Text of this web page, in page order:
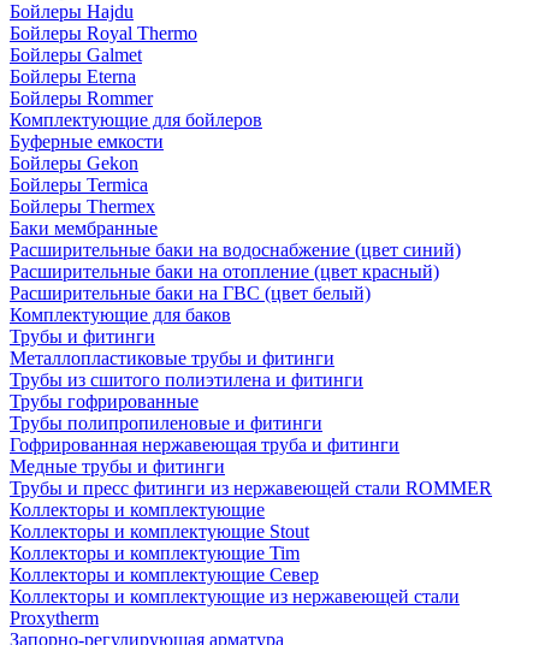
Бойлеры Hajdu
Бойлеры Royal Thermo
Бойлеры Galmet
Бойлеры Eterna
Бойлеры Rommer
Комплектующие для бойлеров
Буферные емкости
Бойлеры Gekon
Бойлеры Termica
Бойлеры Thermex
Баки мембранные
Расширительные баки на водоснабжение (цвет синий)
Расширительные баки на отопление (цвет красный)
Расширительные баки на ГВС (цвет белый)
Комплектующие для баков
Трубы и фитинги
Металлопластиковые трубы и фитинги
Трубы из сшитого полиэтилена и фитинги
Трубы гофрированные
Трубы полипропиленовые и фитинги
Гофрированная нержавеющая труба и фитинги
Медные трубы и фитинги
Трубы и пресс фитинги из нержавеющей стали ROMMER
Коллекторы и комплектующие
Коллекторы и комплектующие Stout
Коллекторы и комплектующие Tim
Коллекторы и комплектующие Север
Коллекторы и комплектующие из нержавеющей стали
Proxytherm
Запорно-регулирующая арматура